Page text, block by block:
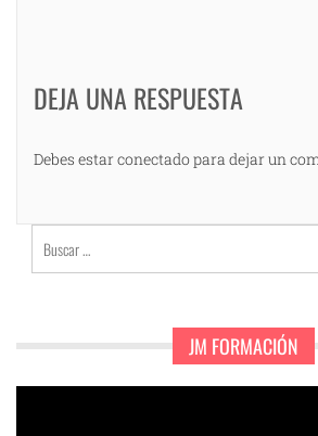
DEJA UNA RESPUESTA
Debes estar conectado para dejar un
Buscar:
JM FORMACIÓN